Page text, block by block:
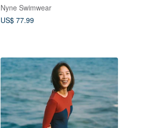
Nyne Swimwear
US$ 77.99